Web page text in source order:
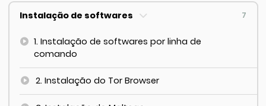
Instalação de softwares 7
1. Instalação de softwares por linha de
comando
2. Instalação do Tor Browser